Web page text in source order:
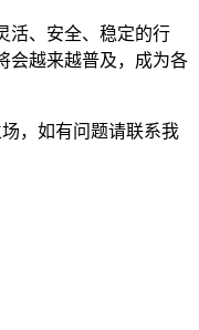
活、安全、稳定的行
会越来越普及，成为各
，如有问题请联系我